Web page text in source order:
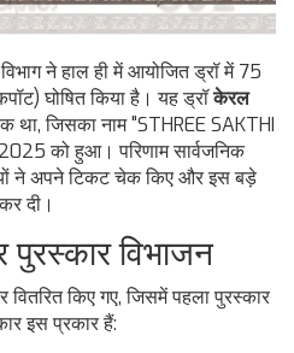
ने हाल ही में आयोजित ड्रॉ में 75
घोषित किया है। यह ड्रॉकेरल
था, जिसका नाम "STHREE SAKTHI
को हुआ। परिणाम सार्वजनिक
ने अपने टिकट चेक किए और इस बड़े
दी।
विभाजन
किए गए, जिसमें पहला पुरस्कार
इस प्रकार हैं: